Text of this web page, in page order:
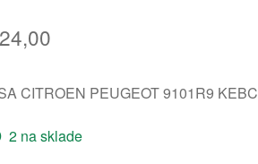
24,00
CITROEN PEUGEOT 9101R9 KEBC
2 na sklade